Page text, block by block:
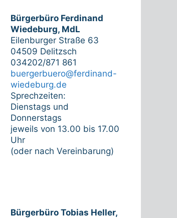
Bürgerbüro Ferdinand
Wiedeburg, MdL
Eilenburger Straße 63
04509 Delitzsch
034202/871 861
buergerbuero@ferdinand-
wiedeburg.de
Sprechzeiten:
Dienstags und
Donnerstags
jeweils von 13.00 bis 17.00
Uhr
(oder nach Vereinbarung)
Bürgerbüro Tobias Heller,